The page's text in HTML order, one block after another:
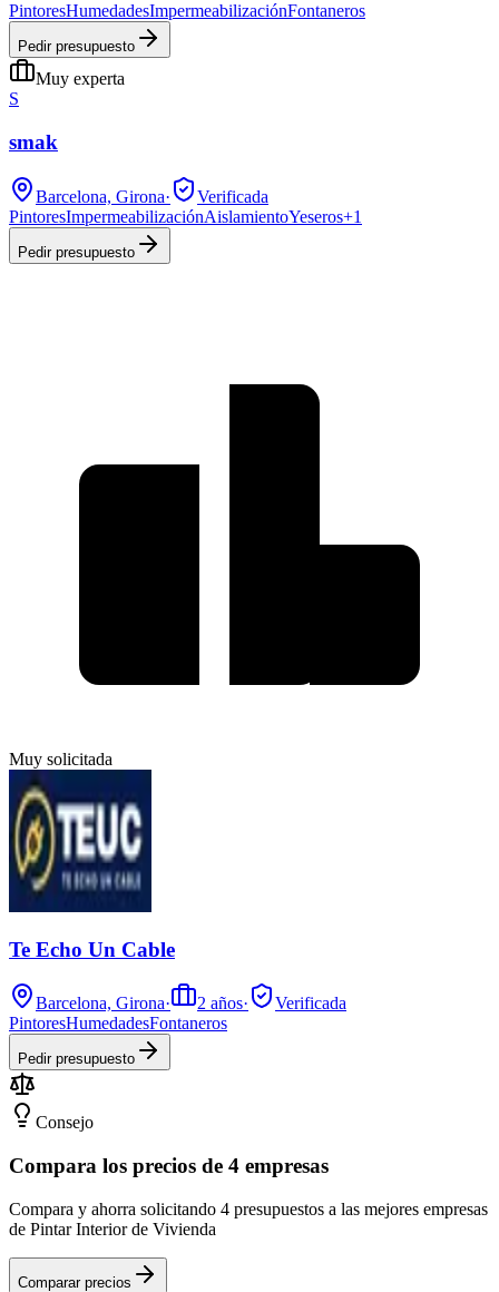
PintoresHumedadesImpermeabilizaciónFontaneros
Pedir presupuesto
Muy experta
S
smak
Barcelona, Girona·
Verificada
PintoresImpermeabilizaciónAislamientoYeseros+1
Pedir presupuesto
Muy solicitada
Te Echo Un Cable
Barcelona, Girona· 2 años·
Verificada
PintoresHumedadesFontaneros
Pedir presupuesto
Consejo
Compara los precios de 4 empresas
Compara y ahorra solicitando 4 presupuestos a las mejores empresas
de Pintar Interior de Vivienda
Comparar precios